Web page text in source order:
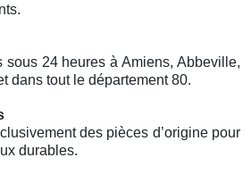
sous 24 heures à Amiens, Abbeville,
dans tout le département 80.
des pièces d’origine pour
durables.